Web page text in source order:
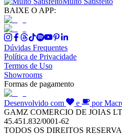
BAIXE O APP:
Dúvidas Frequentes
Política de Privacidade
Termos de Uso
Showrooms
Formas de pagamento
Desenvolvido com e
por
GAMZ COMERCIO DE JOIAS
45.451.832/0001-62
TODOS OS DIREITOS